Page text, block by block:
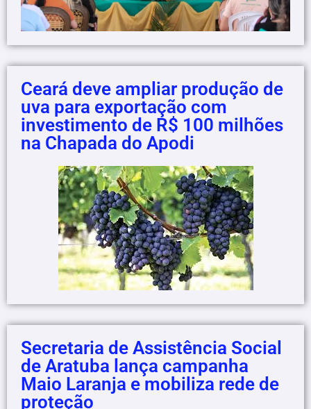
Ceará deve ampliar produção de
uva para exportação com
investimento de R$ 100 milhões
na Chapada do Apodi
Secretaria de Assistência Social
de Aratuba lança campanha
Maio Laranja e mobiliza rede de
proteção